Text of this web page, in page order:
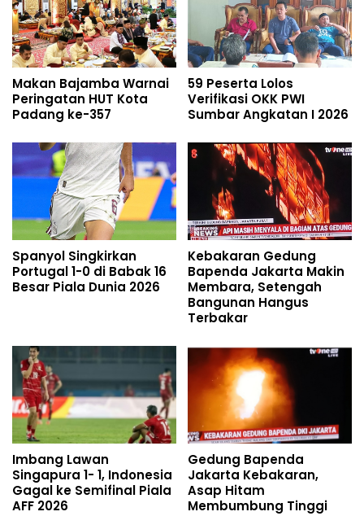
Makan Bajamba Warnai
Peringatan HUT Kota
Padang ke-357
59 Peserta Lolos
Verifikasi OKK PWI
Sumbar Angkatan I 2026
Spanyol Singkirkan
Portugal 1-0 di Babak 16
Besar Piala Dunia 2026
Kebakaran Gedung
Bapenda Jakarta Makin
Membara, Setengah
Bangunan Hangus
Terbakar
Imbang Lawan
Singapura 1- 1, Indonesia
Gagal ke Semifinal Piala
AFF 2026
Gedung Bapenda
Jakarta Kebakaran,
Asap Hitam
Membumbung Tinggi